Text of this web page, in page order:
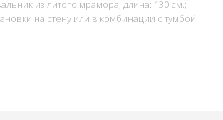
из литого мрамора; длина: 130 см.;
на стену или в комбинации с тумбой